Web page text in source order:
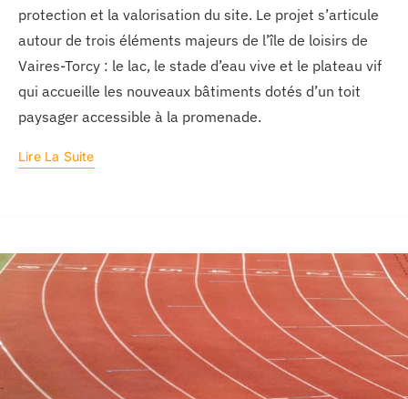
protection et la valorisation du site. Le projet s’articule
autour de trois éléments majeurs de l’île de loisirs de
Vaires-Torcy : le lac, le stade d’eau vive et le plateau vif
qui accueille les nouveaux bâtiments dotés d’un toit
paysager accessible à la promenade.
Lire La Suite